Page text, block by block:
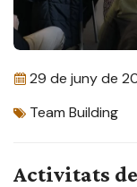
29 de juny de
Team Building
Activitats